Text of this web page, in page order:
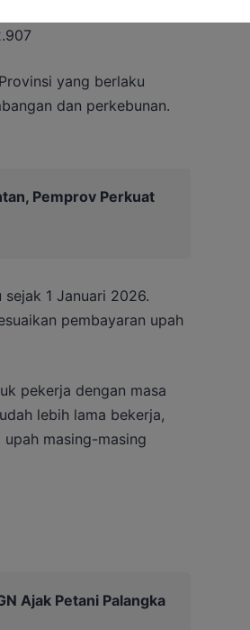
yang berlaku
dan perkebunan.
Pemprov Perkuat
1 Januari 2026.
pembayaran upah
pekerja dengan masa
lebih lama bekerja,
masing-masing
Ajak Petani Palangka